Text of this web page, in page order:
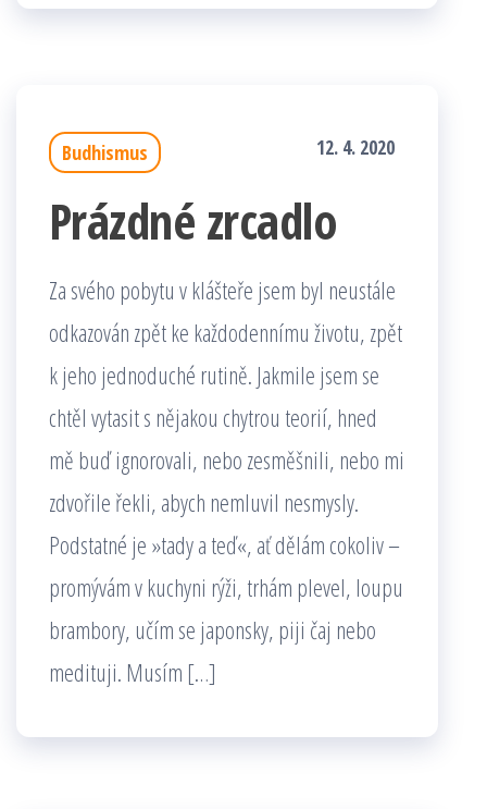
Budhismus 12. 4. 2020
Prázdné zrcadlo
Za svého pobytu v klášteře jsem byl neustále
odkazován zpět ke každodennímu životu, zpět
k jeho jednoduché rutině. Jakmile jsem se
chtěl vytasit s nějakou chytrou teorií, hned
mě buď ignorovali, nebo zesměšnili, nebo mi
zdvořile řekli, abych nemluvil nesmysly.
Podstatné je »tady a teď«, ať dělám cokoliv –
promývám v kuchyni rýži, trhám plevel, loupu
brambory, učím se japonsky, piji čaj nebo
medituji. Musím […]